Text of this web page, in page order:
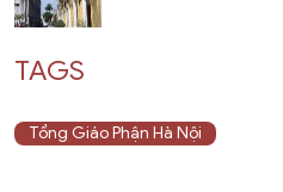
TAGS
Tổng Giáo Phận Hà Nội